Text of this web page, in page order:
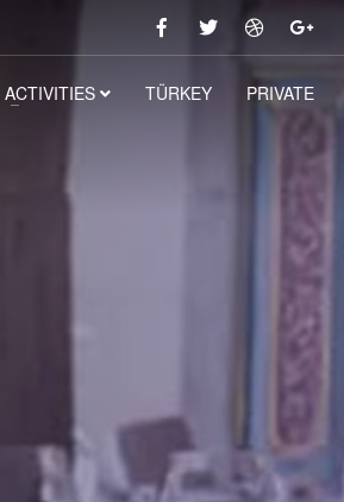
ACTIVITIES TÜRKEY PRIVATE